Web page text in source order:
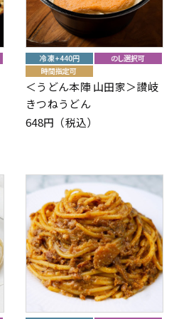
＜うどん本陣 山田家＞讃岐
きつねうどん
648円（税込）